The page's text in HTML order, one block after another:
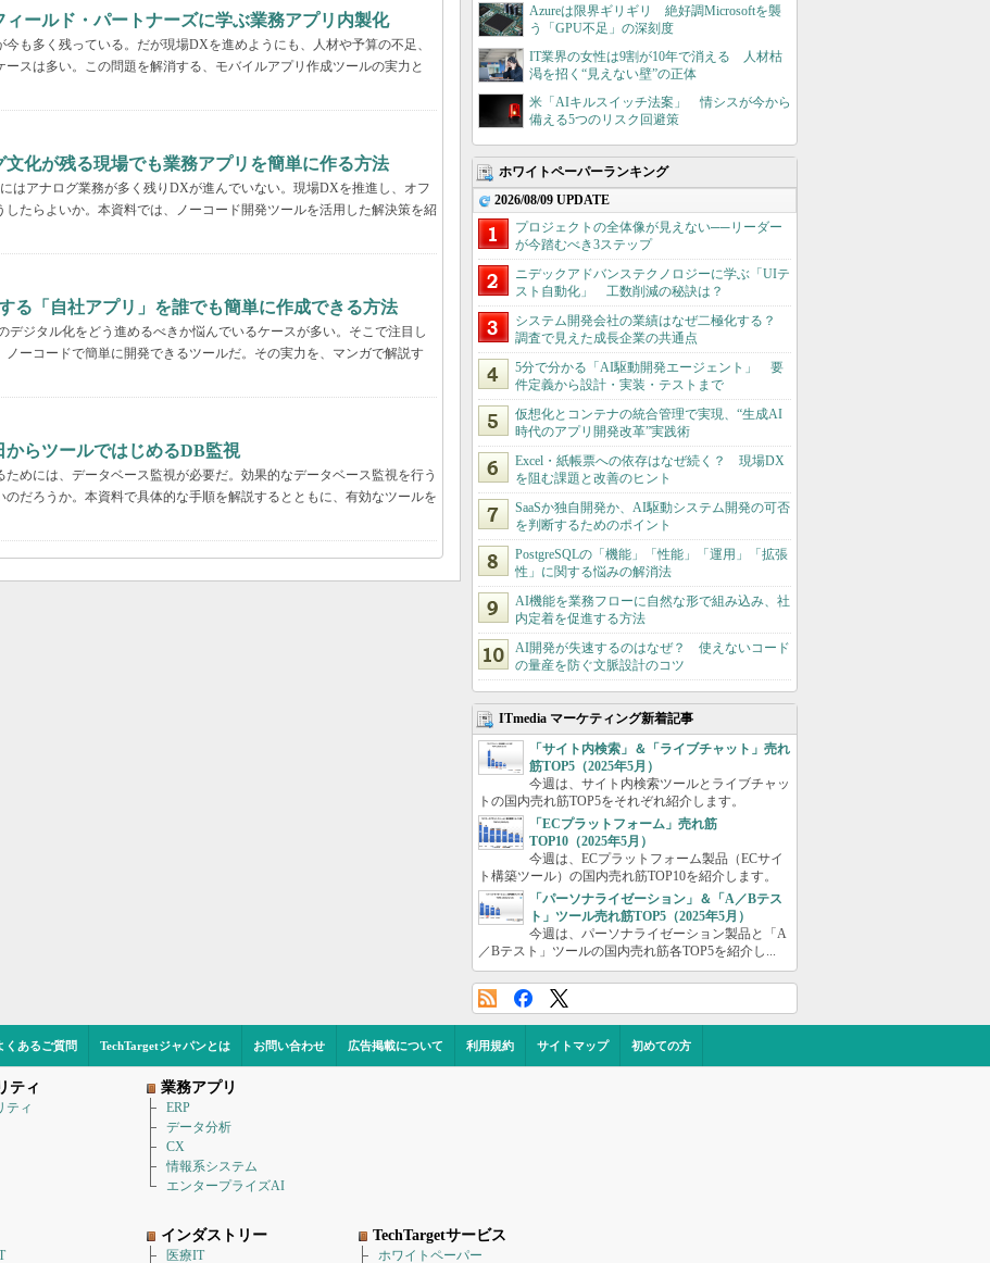
ールド・パートナーズに学ぶ業務アプリ内製化
も多く残っている。だが現場DXを進めようにも、人材や予算の不足、
スは多い。この問題を解消する、モバイルアプリ作成ツールの実力と
化が残る現場でも業務アプリを簡単に作る方法
はアナログ業務が多く残りDXが進んでいない。現場DXを推進し、オフ
たらよいか。本資料では、ノーコード開発ツールを活用した解決策を紹
る「自社アプリ」を誰でも簡単に作成できる方法
デジタル化をどう進めるべきか悩んでいるケースが多い。そこで注目し
ーコードで簡単に開発できるツールだ。その実力を、マンガで解説す
からツールではじめるDB監視
めには、データベース監視が必要だ。効果的なデータベース監視を行う
だろうか。本資料で具体的な手順を解説するとともに、有効なツールを
Azureは限界ギリギリ 絶好調Microsoftを襲
う「GPU不足」の深刻度
IT業界の女性は9割が10年で消える 人材枯
渇を招く“見えない壁”の正体
米「AIキルスイッチ法案」 情シスが今から
備える5つのリスク回避策
ホワイトペーパーランキング
2026/08/09 UPDATE
プロジェクトの全体像が見えない──リーダー
が今踏むべき3ステップ
ニデックアドバンステクノロジーに学ぶ「UIテ
スト自動化」 工数削減の秘訣は？
システム開発会社の業績はなぜ二極化する？
調査で見えた成長企業の共通点
5分で分かる「AI駆動開発エージェント」 要
件定義から設計・実装・テストまで
仮想化とコンテナの統合管理で実現、“生成AI
時代のアプリ開発改革”実践術
Excel・紙帳票への依存はなぜ続く？ 現場DX
を阻む課題と改善のヒント
SaaSか独自開発か、AI駆動システム開発の可否
を判断するためのポイント
PostgreSQLの「機能」「性能」「運用」「拡張
性」に関する悩みの解消法
AI機能を業務フローに自然な形で組み込み、社
内定着を促進する方法
AI開発が失速するのはなぜ？ 使えないコード
の量産を防ぐ文脈設計のコツ
ITmedia マーケティング新着記事
「サイト内検索」＆「ライブチャット」売れ
筋TOP5（2025年5月）
今週は、サイト内検索ツールとライブチャッ
トの国内売れ筋TOP5をそれぞれ紹介します。
「ECプラットフォーム」売れ筋
TOP10（2025年5月）
今週は、ECプラットフォーム製品（ECサイ
ト構築ツール）の国内売れ筋TOP10を紹介します。
「パーソナライゼーション」＆「A／Bテス
ト」ツール売れ筋TOP5（2025年5月）
今週は、パーソナライゼーション製品と「A
／Bテスト」ツールの国内売れ筋各TOP5を紹介し...
くあるご質問 TechTargetジャパンとは お問い合わせ 広告掲載について 利用規約 サイトマップ 初めての方
ティ
ティ
業務アプリ
ERP
データ分析
CX
情報系システム
エンタープライズAI
インダストリー
医療IT
TechTargetサービス
ホワイトペーパー